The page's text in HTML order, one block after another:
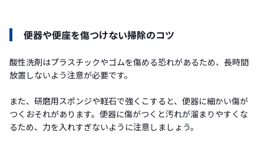
便器や便座を傷つけない掃除のコツ
酸性洗剤はプラスチックやゴムを傷める恐れがあるため、長時間
放置しないよう注意が必要です。
また、研磨用スポンジや軽石で強くこすると、便器に細かい傷が
つくおそれがあります。便器に傷がつくと汚れが溜まりやすくな
るため、力を入れすぎないように注意しましょう。